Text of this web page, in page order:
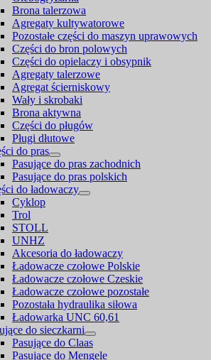
Brona talerzowa
Agregaty kultywatorowe
Pozostałe części do maszyn uprawowych
Części do bron polowych
Części do opielaczy i obsypnik
Agregaty talerzowe
Agregat ścierniskowy
Wały i skrobaki
Brona aktywna
Części do pługów
Pługi dłutowe
do pras
Pasujące do pras zachodnich
Pasujące do pras polskich
do ładowaczy
Cyklop
Trol
STOLL
UNHZ
Akcesoria do ładowaczy
Ładowacze czołowe Polskie
Ładowacze czołowe Czeskie
Ładowacze czołowe pozostałe
Pozostała hydraulika siłowa
Ładowarka UNC 60,61
do sieczkarni
Pasujące do Claas
Pasujące do Mengele